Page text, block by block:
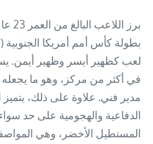
برز
لعب كظهير أيسر وظهير أيمن.
في أكثر من مركز، وهو ما يجعله
مدير فني. علاوة على ذلك، يتميز
الدفاعية والهجومية على حد
المستطيل الأخضر، وهي